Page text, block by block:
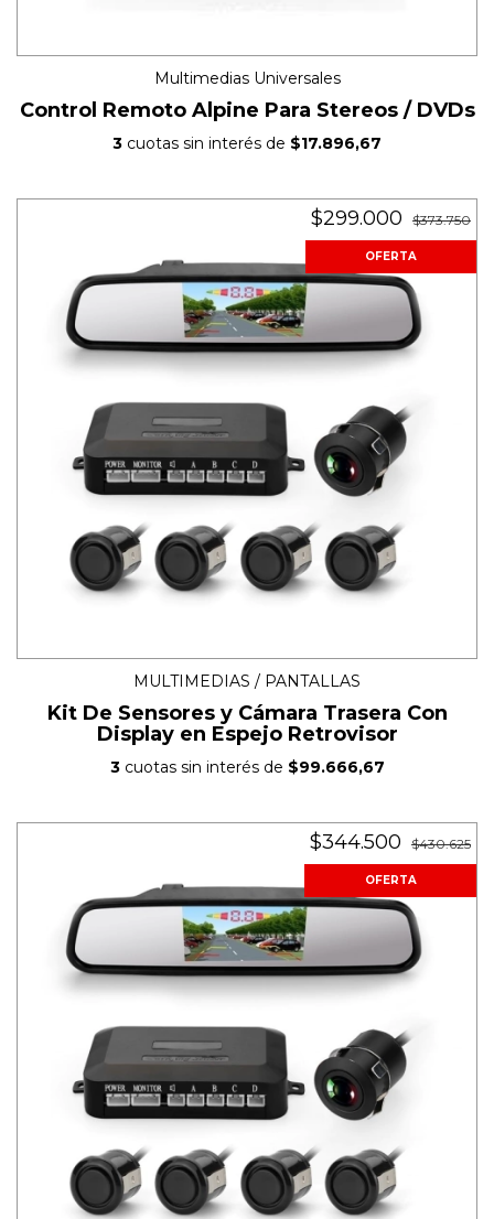
Multimedias Universales
Control Remoto Alpine Para Stereos / DVDs
3 cuotas sin interés de $17.896,67
$299.000 $373.750
OFERTA
MULTIMEDIAS / PANTALLAS
Kit De Sensores y Cámara Trasera Con
Display en Espejo Retrovisor
3cuotas sin interés de $99.666,67
$344.500 $430.625
OFERTA